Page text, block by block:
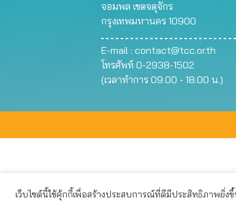
จอมพล เขตจตุจักร
กรุงเทพมหานคร 10900
E-mail : contact@tcc.or.th
โทรศัพท์ 0-2938-1502
(เวลาทำการ 09.00 - 18.00 น.)
เว็บไซต์นี้ใช้คุ้กกี้เพื่อสร้างประสบการณ์ที่ดีมีประสิทธิภาพยิ่ง
เว็บไซต์นี้ใช้คุกกี้เพื่อมอบประสบการณ์การใช้งาน